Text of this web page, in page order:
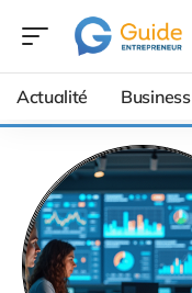
Actualité Business